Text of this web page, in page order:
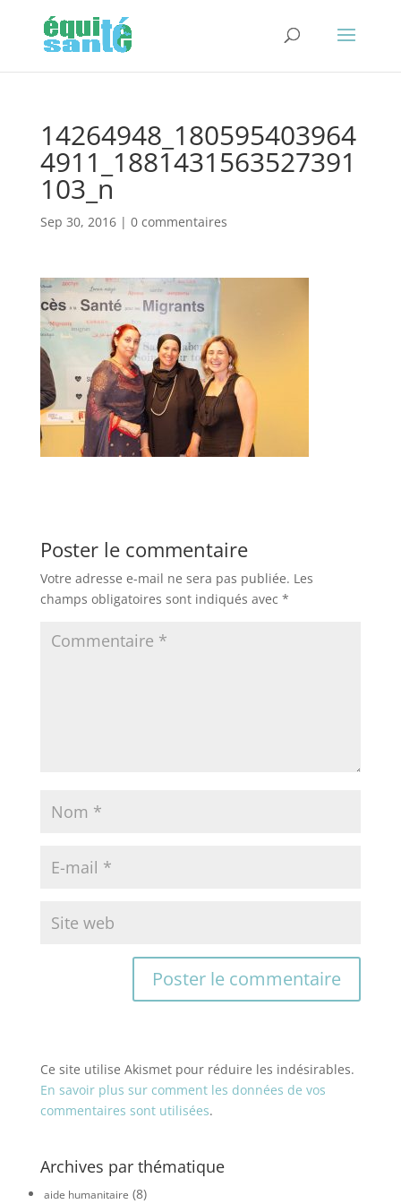
14264948_180595403964
4911_1881431563527391
103_n
Sep 30, 2016| 0 commentaires
Poster le commentaire
Votre adresse e-mail ne sera pas publiée. Les
champs obligatoires sont indiqués avec *
Ce site utilise Akismet pour réduire les indésirables.
En savoir plus sur comment les données de vos
commentaires sont utilisées.
Archives par thématique
aide humanitaire (8)